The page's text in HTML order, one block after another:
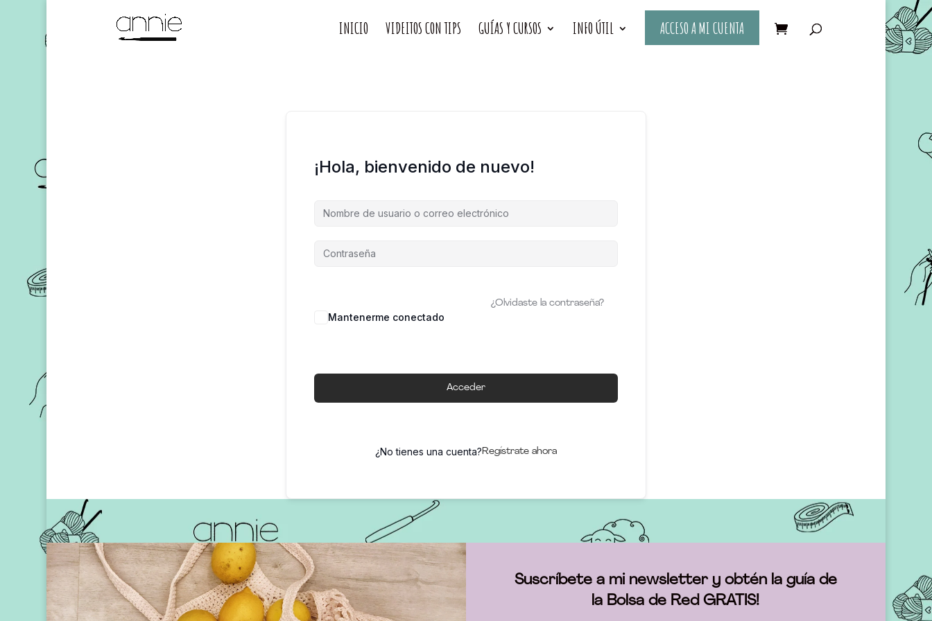
INICIO VIDEITOS CON TIPS GUÍAS Y CURSOS INFO ÚTIL ACCESO A MI CUENTA
¡Hola, bienvenido de nuevo!
Mantenerme conectado
¿Olvidaste la contraseña?
Acceder
¿No tienes una cuenta?Regístrate ahora
Suscríbete a mi newsletter y obtén la guía de
la Bolsa de Red GRATIS!